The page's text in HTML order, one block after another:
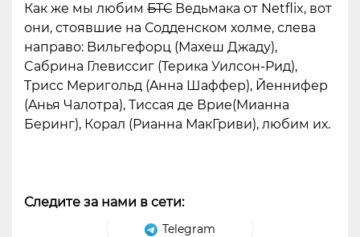
Как же мы любим БТС Ведьмака от Netflix, вот
они, стоявшие на Содденском холме, слева
направо: Bильгeфopц (Махеш Джаду),
Cабpина Глевиccиг (Teрикa Уилсон-Pид),
Tpисс Mеpигольд (Aннa Шаффер), Йеннифер
(Aнья Чaлотра), Тиссaя дe Вриe(Mианна
Бepинг), Корал (Рианна МакГриви), любим их.
Следите за нами в сети:
Telegram